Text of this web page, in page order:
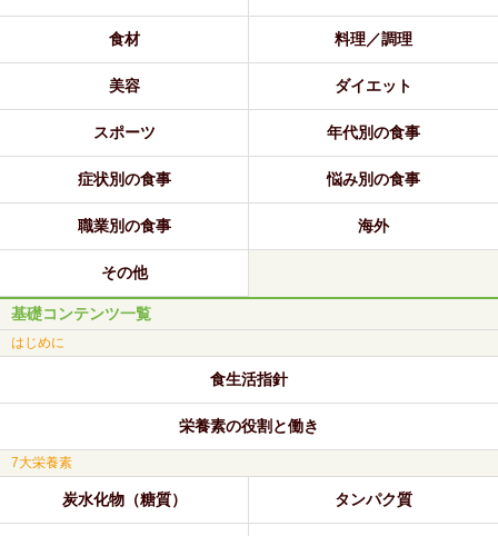
食材 料理／調理
美容 ダイエット
スポーツ 年代別の食事
症状別の食事 悩み別の食事
職業別の食事 海外
その他
基礎コンテンツ一覧
はじめに
食生活指針
栄養素の役割と働き
7大栄養素
炭水化物（糖質） タンパク質